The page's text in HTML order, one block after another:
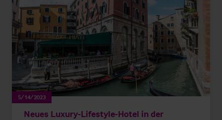
5/14/2023
Neues Luxury-Lifestyle-Hotel in der